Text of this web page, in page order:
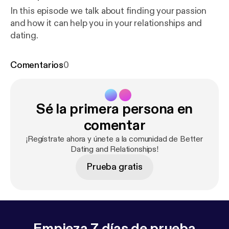
In this episode we talk about finding your passion
and how it can help you in your relationships and
dating.
Comentarios0
Sé la primera persona en
comentar
¡Regístrate ahora y únete a la comunidad de Better
Dating and Relationships!
Prueba gratis